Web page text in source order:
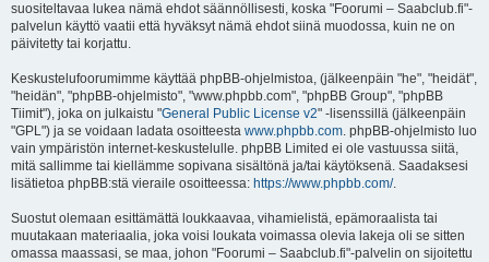
suositeltavaa lukea nämä ehdot säännöllisesti, koska "Foorumi – Saabclub.fi"-
palvelun käyttö vaatii että hyväksyt nämä ehdot siinä muodossa, kuin ne on
päivitetty tai korjattu.
Keskustelufoorumimme käyttää phpBB-ohjelmistoa, (jälkeenpäin "he", "heidät",
"heidän", "phpBB-ohjelmisto", "www.phpbb.com", "phpBB Group", "phpBB
Tiimit"), joka on julkaistu "General Public License v2" -lisenssillä (jälkeenpäin
"GPL") ja se voidaan ladata osoitteesta www.phpbb.com. phpBB-ohjelmisto luo
vain ympäristön internet-keskustelulle. phpBB Limited ei ole vastuussa siitä,
mitä sallimme tai kiellämme sopivana sisältönä ja/tai käytöksenä. Saadaksesi
lisätietoa phpBB:stä vieraile osoitteessa: https://www.phpbb.com/.
Suostut olemaan esittämättä loukkaavaa, vihamielistä, epämoraalista tai
muutakaan materiaalia, joka voisi loukata voimassa olevia lakeja oli se sitten
omassa maassasi, se maa, johon "Foorumi – Saabclub.fi"-palvelin on sijoitettu